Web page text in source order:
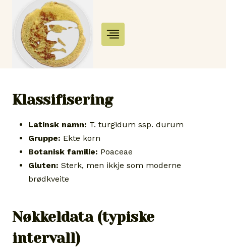
content
Klassifisering
Latinsk namn: T. turgidum ssp. durum
Gruppe: Ekte korn
Botanisk familie: Poaceae
Gluten: Sterk, men ikkje som moderne
brødkveite
Nøkkeldata (typiske
intervall)